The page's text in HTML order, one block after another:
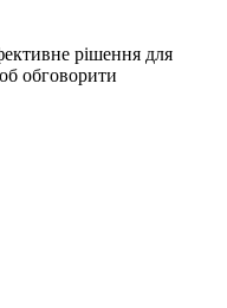
рішення для
обговорити